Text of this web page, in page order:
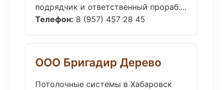
подрядчик и ответственный прораб....
Телефон: 8 (957) 457 28 45
ООО Бригадир Дерево
Потолочные системы в Хабаровск